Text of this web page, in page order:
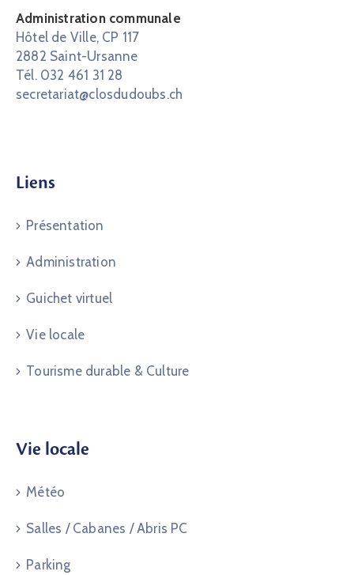
Administration communale
Hôtel de Ville, CP 117
2882 Saint-Ursanne
Tél. 032 461 31 28
secretariat@closdudoubs.ch
Liens
Présentation
Administration
Guichet virtuel
Vie locale
Tourisme durable & Culture
Vie locale
Météo
Salles / Cabanes / Abris PC
Parking